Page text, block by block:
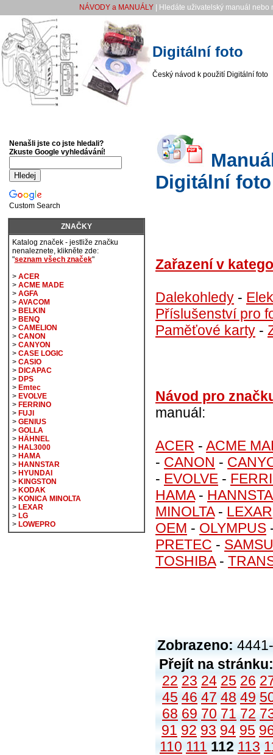
NÁVODY a MANUÁLY| Hledáte uživatelský manuál nebo
Digitální foto
Český návod k použití Digitální foto
Digitální foto
Zařazení v
Dalekohledy -
Příslušenství pro
Paměťové karty -
Návod pro
manuál:
ACER - ACME
- CANON -
- EVOLVE -
HAMA-
MINOLTA- LEXAR
OEM - OLYMPUS
PRETEC -
TOSHIBA-
Zobrazeno:
Přejít na stránku:
22 23 24 25 26
45 46 47 48 49
68 69 70 71 72
91 92 93 94 95
110 111 112 113
Nenašli jste co jste hledali?
Zkuste Google vyhledávání!
Custom Search
ZNAČKY
Katalog značek - jestliže značku
nenaleznete, klikněte zde:
"seznam všech značek"
> ACER
> ACME MADE
> AGFA
> AVACOM
> BELKIN
> BENQ
> CAMELION
> CANON
> CANYON
> CASE LOGIC
> CASIO
> DICAPAC
> DPS
> Emtec
> EVOLVE
> FERRINO
> FUJI
> GENIUS
> GOLLA
> HÄHNEL
> HAL3000
> HAMA
> HANNSTAR
> HYUNDAI
> KINGSTON
> KODAK
> KONICA MINOLTA
> LEXAR
> LG
> LOWEPRO